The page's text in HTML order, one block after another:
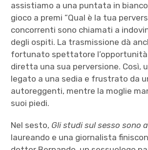
assistiamo a una puntata in
gioco a premi “Qual è la tua
concorrenti sono chiamati a
degli ospiti. La trasmissione dà
fortunato spettatore l’opportunità
diretta una sua perversione. Così,
legato a una sedia e frustrato da
autoreggenti, mentre la moglie
suoi piedi.
Nel sesto, Gli studi sul sesso sono
laureando e una giornalista